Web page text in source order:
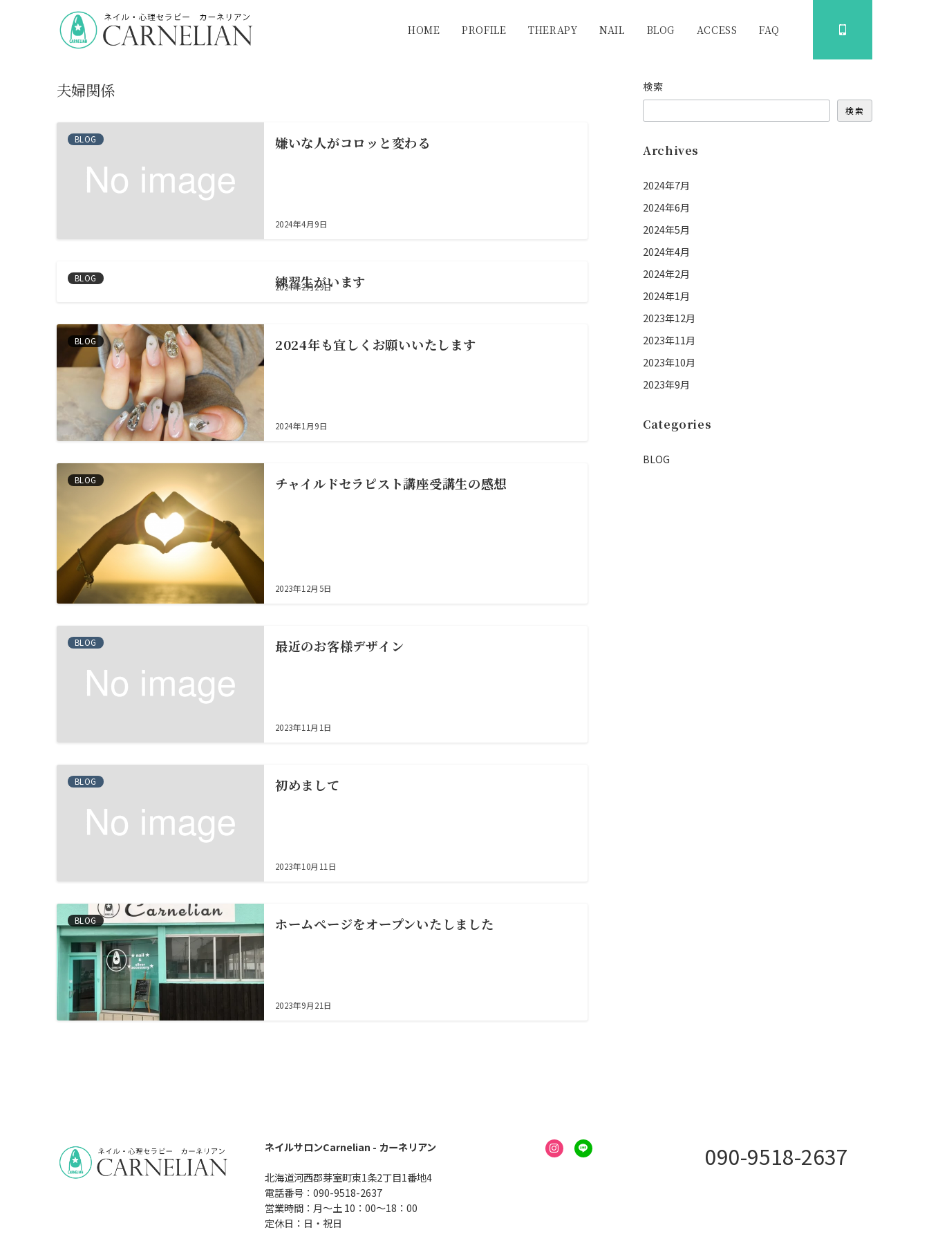
HOME PROFILE THERAPY NAIL BLOG ACCESS FAQ
カーネリアン 夫婦関係
夫婦関係
BLOG 嫌いな人がコロッと変わる
2024年4月9日
BLOG 練習生がいます
2024年2月29日
BLOG 2024年も宜しくお願いいたします
2024年1月9日
BLOG チャイルドセラピスト講座受講生の感想
2023年12月5日
BLOG 最近のお客様デザイン
2023年11月1日
BLOG 初めまして
2023年10月11日
BLOG ホームぺージをオープンいたしました
2023年9月21日
検索
検索
Archives
2024年7月
2024年6月
2024年5月
2024年4月
2024年2月
2024年1月
2023年12月
2023年11月
2023年10月
2023年9月
Categories
BLOG
ネイルサロンCarnelian - カーネリアン
北海道河西郡芽室町東1条2丁目1番地4
電話番号：090-9518-2637
営業時間：月～土 10：00～18：00
定休日：日・祝日
090-9518-2637